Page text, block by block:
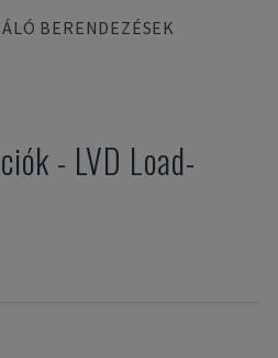
BERENDEZÉSEK
- LVD Load-